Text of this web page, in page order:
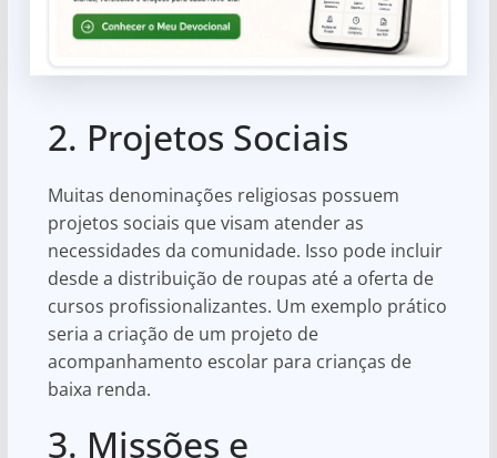
2. Projetos Sociais
Muitas denominações religiosas possuem
projetos sociais que visam atender as
necessidades da comunidade. Isso pode incluir
desde a distribuição de roupas até a oferta de
cursos profissionalizantes. Um exemplo prático
seria a criação de um projeto de
acompanhamento escolar para crianças de
baixa renda.
3. Missões e